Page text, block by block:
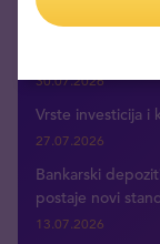
31.07.2026
Šta su hartije
30.07.2026
Vrste investicija i
27.07.2026
Bankarski
postaje novi
13.07.2026